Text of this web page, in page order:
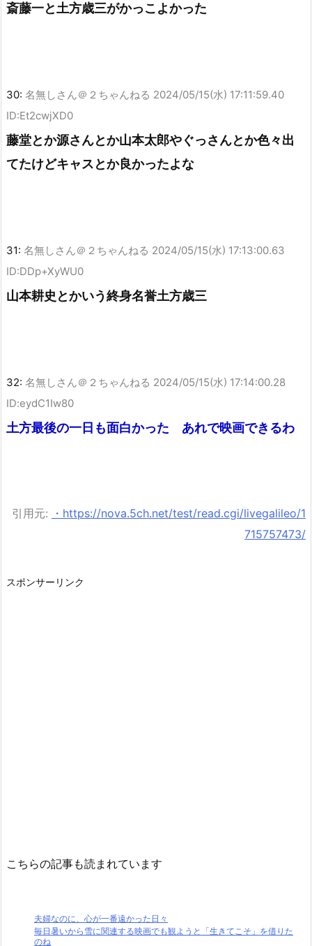
斎藤一と土方歳三がかっこよかった
30: 名無しさん＠２ちゃんねる 2024/05/15(水) 17:11:59.40
ID:Et2cwjXD0
藤堂とか源さんとか山本太郎やぐっさんとか色々出
てたけどキャスとか良かったよな
31: 名無しさん＠２ちゃんねる 2024/05/15(水) 17:13:00.63
ID:DDp+XyWU0
山本耕史とかいう終身名誉土方歳三
32: 名無しさん＠２ちゃんねる 2024/05/15(水) 17:14:00.28
ID:eydC1Iw80
土方最後の一日も面白かった あれで映画できるわ
引用元:
・https://nova.5ch.net/test/read.cgi/livegalileo/1
715757473/
スポンサーリンク
こちらの記事も読まれています
夫婦なのに、心が一番遠かった日々
毎日暑いから雪に関連する映画でも観ようと「生きてこそ」を借りた
のね